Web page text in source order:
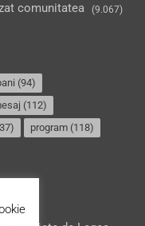
comunitatea
(9.067)
(94)
(112)
program (118)